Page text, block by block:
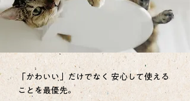
「かわいい」だけでなく 安心して使える
ことを最優先。